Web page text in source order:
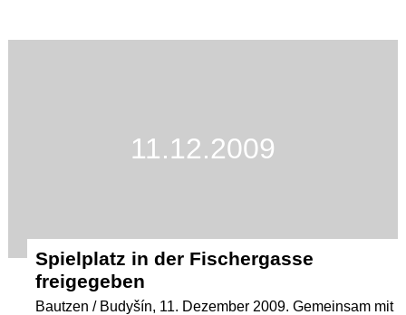
11.12.2009
Spielplatz in der Fischergasse
freigegeben
Bautzen / Budyšín, 11. Dezember 2009. Gemeinsam mit